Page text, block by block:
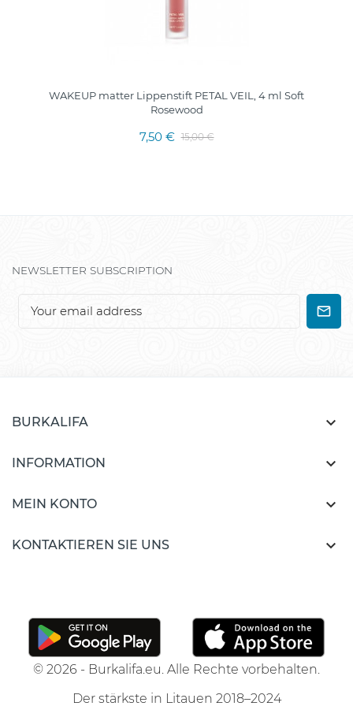
WAKEUP matter Lippenstift PETAL VEIL, 4 ml Soft
Rosewood
7,50 € 15,00 €
NEWSLETTER SUBSCRIPTION
BURKALIFA 
INFORMATION 
MEIN KONTO 
KONTAKTIEREN SIE UNS 
© 2026 - Burkalifa.eu. Alle Rechte vorbehalten.
Der stärkste in Litauen 2018–2024